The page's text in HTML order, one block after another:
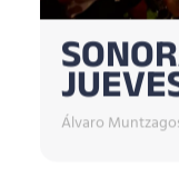
Álvaro Muntz